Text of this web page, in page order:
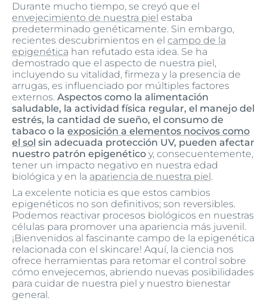
Durante mucho tiempo, se creyó que el
envejecimiento de nuestra piel estaba
predeterminado genéticamente. Sin embargo,
recientes descubrimientos en el campo de la
epigenética han refutado esta idea. Se ha
demostrado que el aspecto de nuestra piel,
incluyendo su vitalidad, firmeza y la presencia de
arrugas, es influenciado por múltiples factores
externos. Aspectos como la alimentación
saludable, la actividad física regular, el manejo del
estrés, la cantidad de sueño, el consumo de
tabaco o la exposición a elementos nocivos como
el sol sin adecuada protección UV, pueden afectar
nuestro patrón epigenético y, consecuentemente,
tener un impacto negativo en nuestra edad
biológica y en la apariencia de nuestra piel.
La excelente noticia es que estos cambios
epigenéticos no son definitivos; son reversibles.
Podemos reactivar procesos biológicos en nuestras
células para promover una apariencia más juvenil.
¡Bienvenidos al fascinante campo de la epigenética
relacionada con el skincare! Aquí, la ciencia nos
ofrece herramientas para retomar el control sobre
cómo envejecemos, abriendo nuevas posibilidades
para cuidar de nuestra piel y nuestro bienestar
general.